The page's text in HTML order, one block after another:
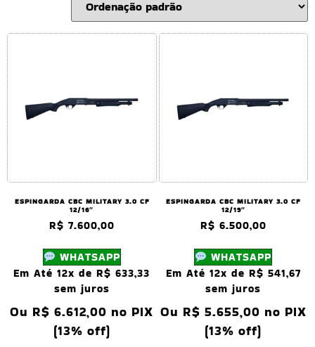
ESPINGARDA CBC MILITARY 3.0 CF
12/16″
R$ 7.600,00
WHATSAPP
Em Até 12x deR$ 633,33
sem juros
Ou R$ 6.612,00 no PIX
(13% off)
ESPINGARDA CBC MILITARY 3.0 CF
12/19″
R$ 6.500,00
WHATSAPP
Em Até 12x de R$ 541,67
sem juros
Ou R$ 5.655,00 no PIX
(13% off)